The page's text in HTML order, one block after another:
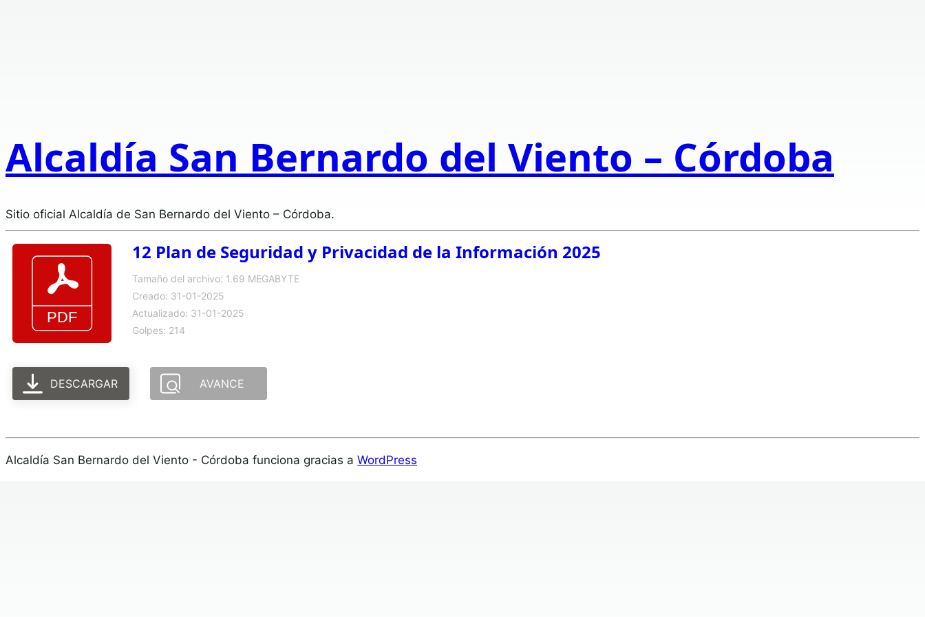
Alcaldía San Bernardo del Viento – Córdoba
Sitio oficial Alcaldía de San Bernardo del Viento – Córdoba.
12 Plan de Seguridad y Privacidad de la Información 2025
Tamaño del archivo: 1.69 MEGABYTE
Creado: 31-01-2025
Actualizado: 31-01-2025
Golpes: 214
DESCARGAR AVANCE
Alcaldía San Bernardo del Viento - Córdoba funciona gracias a WordPress